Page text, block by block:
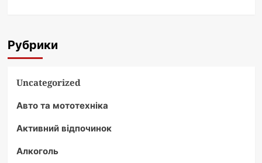
Рубрики
Uncategorized
Авто та мототехніка
Активний відпочинок
Алкоголь